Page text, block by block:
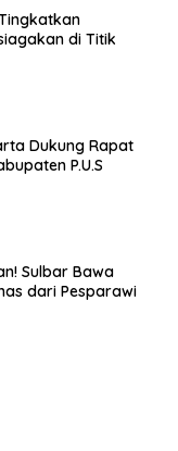
di Titik
Dukung Rapat
P.U.S
Sulbar Bawa
dari Pesparawi